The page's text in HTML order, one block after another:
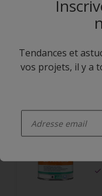
Comparer
Rubbol BL
Tendances et
vos projets, il y a